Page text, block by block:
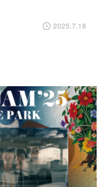
2025.7.18